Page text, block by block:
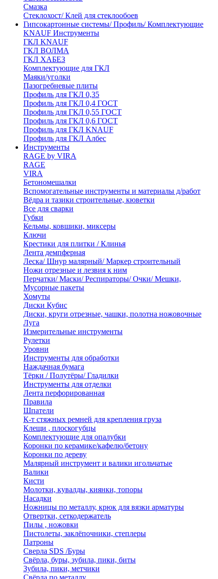
Смазка
Стеклохост/ Клей для стеклообоев
Гипсокартонные системы/ Профиль/ Комплектующие
KNAUF Инструменты
ГКЛ KNAUF
ГКЛ ВОЛМА
ГКЛ ХАБЕЗ
Комплектующие для ГКЛ
Маяки/уголки
Пазогребневые плиты
Профиль для ГКЛ 0,35
Профиль для ГКЛ 0,4 ГОСТ
Профиль для ГКЛ 0,55 ГОСТ
Профиль для ГКЛ 0,6 ГОСТ
Профиль для ГКЛ KNAUF
Профиль для ГКЛ Албес
Инструменты
RAGE by VIRA
RAGE
VIRA
Бетономешалки
Вспомогательные инструменты и материалы д/работ
Вёдра и тазики строительные, кюветки
Все для сварки
Губки
Кельмы, ковшики, миксеры
Ключи
Крестики для плитки / Клинья
Лента демпферная
Леска/ Шнур малярный/ Маркер строительный
Ножи отрезные и лезвия к ним
Перчатки/ Маски/ Респираторы/ Очки/ Мешки,
Мусорные пакеты
Хомуты
Диски Кубис
Диски, круги отрезные, чашки, полотна ножовочные
Луга
Измерительные инструменты
Рулетки
Уровни
Инструменты для обработки
Наждачная бумага
Тёрки / Полутёры/ Гладилки
Инструменты для отделки
Лента перфорированная
Правила
Шпатели
К-т стяжных ремней для крепления груза
Клещи , плоскогубцы
Комплектующие для опалубки
Коронки по керамике/кафелю/бетону
Коронки по дереву
Малярный инструмент и валики игольчатые
Валики
Кисти
Молотки, кувалды, киянки, топоры
Насадки
Ножницы по металлу, крюк для вязки арматуры
Отвертки, сеткодержатель
Пилы , ножовки
Пистолеты, заклёпочники, степлеры
Патроны
Сверла SDS /Буры
Свёрла, буры, зубила, пики, биты
Зубила, пики, метчики